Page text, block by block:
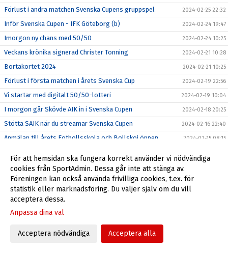
Förlust i andra matchen Svenska Cupens gruppspel 2024-02-25 22:32
Inför Svenska Cupen - IFK Göteborg (b) 2024-02-24 19:47
Imorgon ny chans med 50/50 2024-02-24 10:25
Veckans krönika signerad Christer Tonning 2024-02-21 10:28
Bortakortet 2024 2024-02-21 10:25
Förlust i första matchen i årets Svenska Cup 2024-02-19 22:56
Vi startar med digitalt 50/50-lotteri 2024-02-19 10:04
I morgon går Skövde AIK in i Svenska Cupen 2024-02-18 20:25
Stötta SAIK när du streamar Svenska Cupen 2024-02-16 22:40
Anmälan till årets Fotbollsskola och Bollskoj öppen 2024-02-15 08:15
Utlysning om årsmöte 2024-02-13 13:32
Mamadou klar för Skövde AIK 2024-02-13 09:57
Perfectum fortsätter sitt partnerskap över 2024
Förlust med 0-1 mot FCT i genrepet inför Svenska Cupen
Inför Skövde AIK - FC Trollhättan
Inför Svenska cupen: Djurgårdens IF - Skövde AIK
För att hemsidan ska fungera korrekt använder vi nödvändiga
cookies från SportAdmin. Dessa går inte att stänga av.
Föreningen kan också använda frivilliga cookies, t.ex. för
statistik eller marknadsföring. Du väljer själv om du vill
acceptera dessa.
Anpassa dina val
Acceptera nödvändiga Acceptera alla